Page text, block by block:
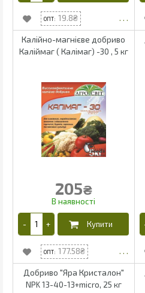
19.8
Калійно-магнієве добриво
Каліймаг ( Калімаг) -30 , 5 кг
205₴
177.58
Добриво "Яра Кристалон"
NPK 13-40-13+micro, 25 кг